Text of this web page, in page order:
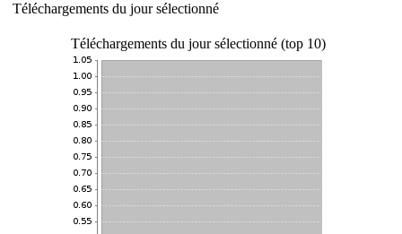
Téléchargements du jour sélectionné
Téléchargements du jour sélectionné (top 10)